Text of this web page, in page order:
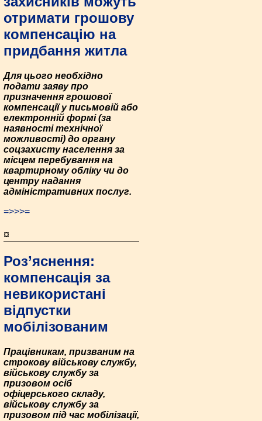
отримати грошову
компенсацію на
придбання житла
Для цього необхідно
подати заяву про
призначення грошової
компенсації у письмовій або
електронній формі (за
наявності технічної
можливості) до органу
соцзахисту населення за
місцем перебування на
квартирному обліку чи до
центру надання
адміністративних послуг.
=>>>=
¤
Роз’яснення:
компенсація за
невикористані
відпустки
мобілізованим
Працівникам, призваним на
строкову військову службу,
військову службу за
призовом осіб
офіцерського складу,
військову службу за
призовом під час мобілізації,